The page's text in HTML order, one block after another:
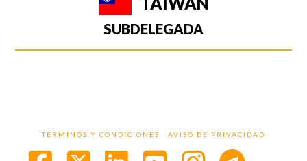
SUBDELEGADA
TÉRMINOS Y CONDICIONES AVISO DE PRIVACIDAD